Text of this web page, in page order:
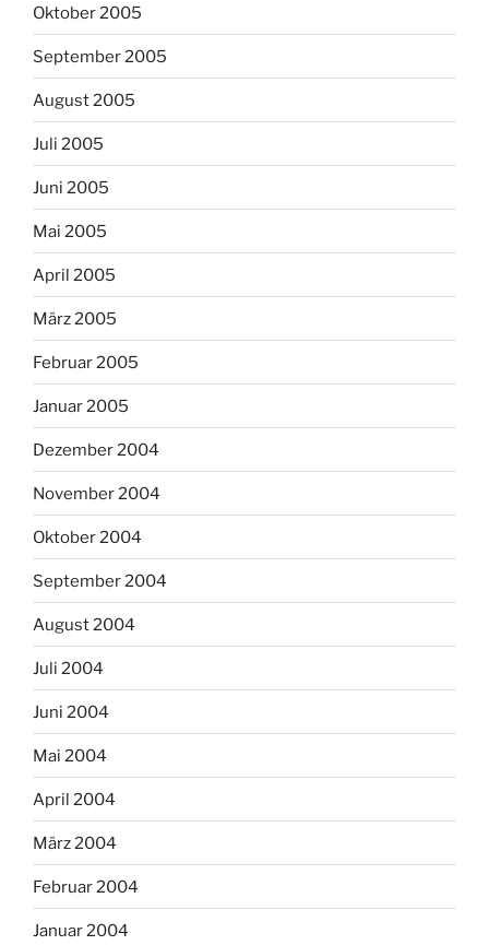
Oktober 2005
September 2005
August 2005
Juli 2005
Juni 2005
Mai 2005
April 2005
März 2005
Februar 2005
Januar 2005
Dezember 2004
November 2004
Oktober 2004
September 2004
August 2004
Juli 2004
Juni 2004
Mai 2004
April 2004
März 2004
Februar 2004
Januar 2004